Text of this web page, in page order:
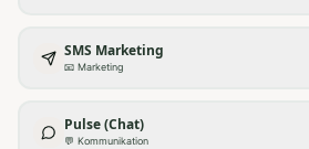
SMS Marketing
📧 Marketing
Pulse (Chat)
💬 Kommunikation